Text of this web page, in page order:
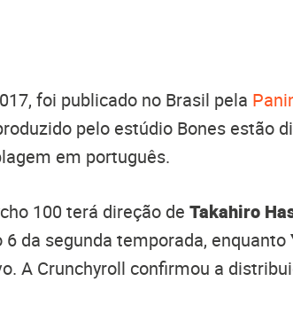
foi publicado no Brasil pela
pelo estúdio Bones estão
em português.
100 terá direção de Takahiro
da segunda temporada, enquanto
A Crunchyroll confirmou a